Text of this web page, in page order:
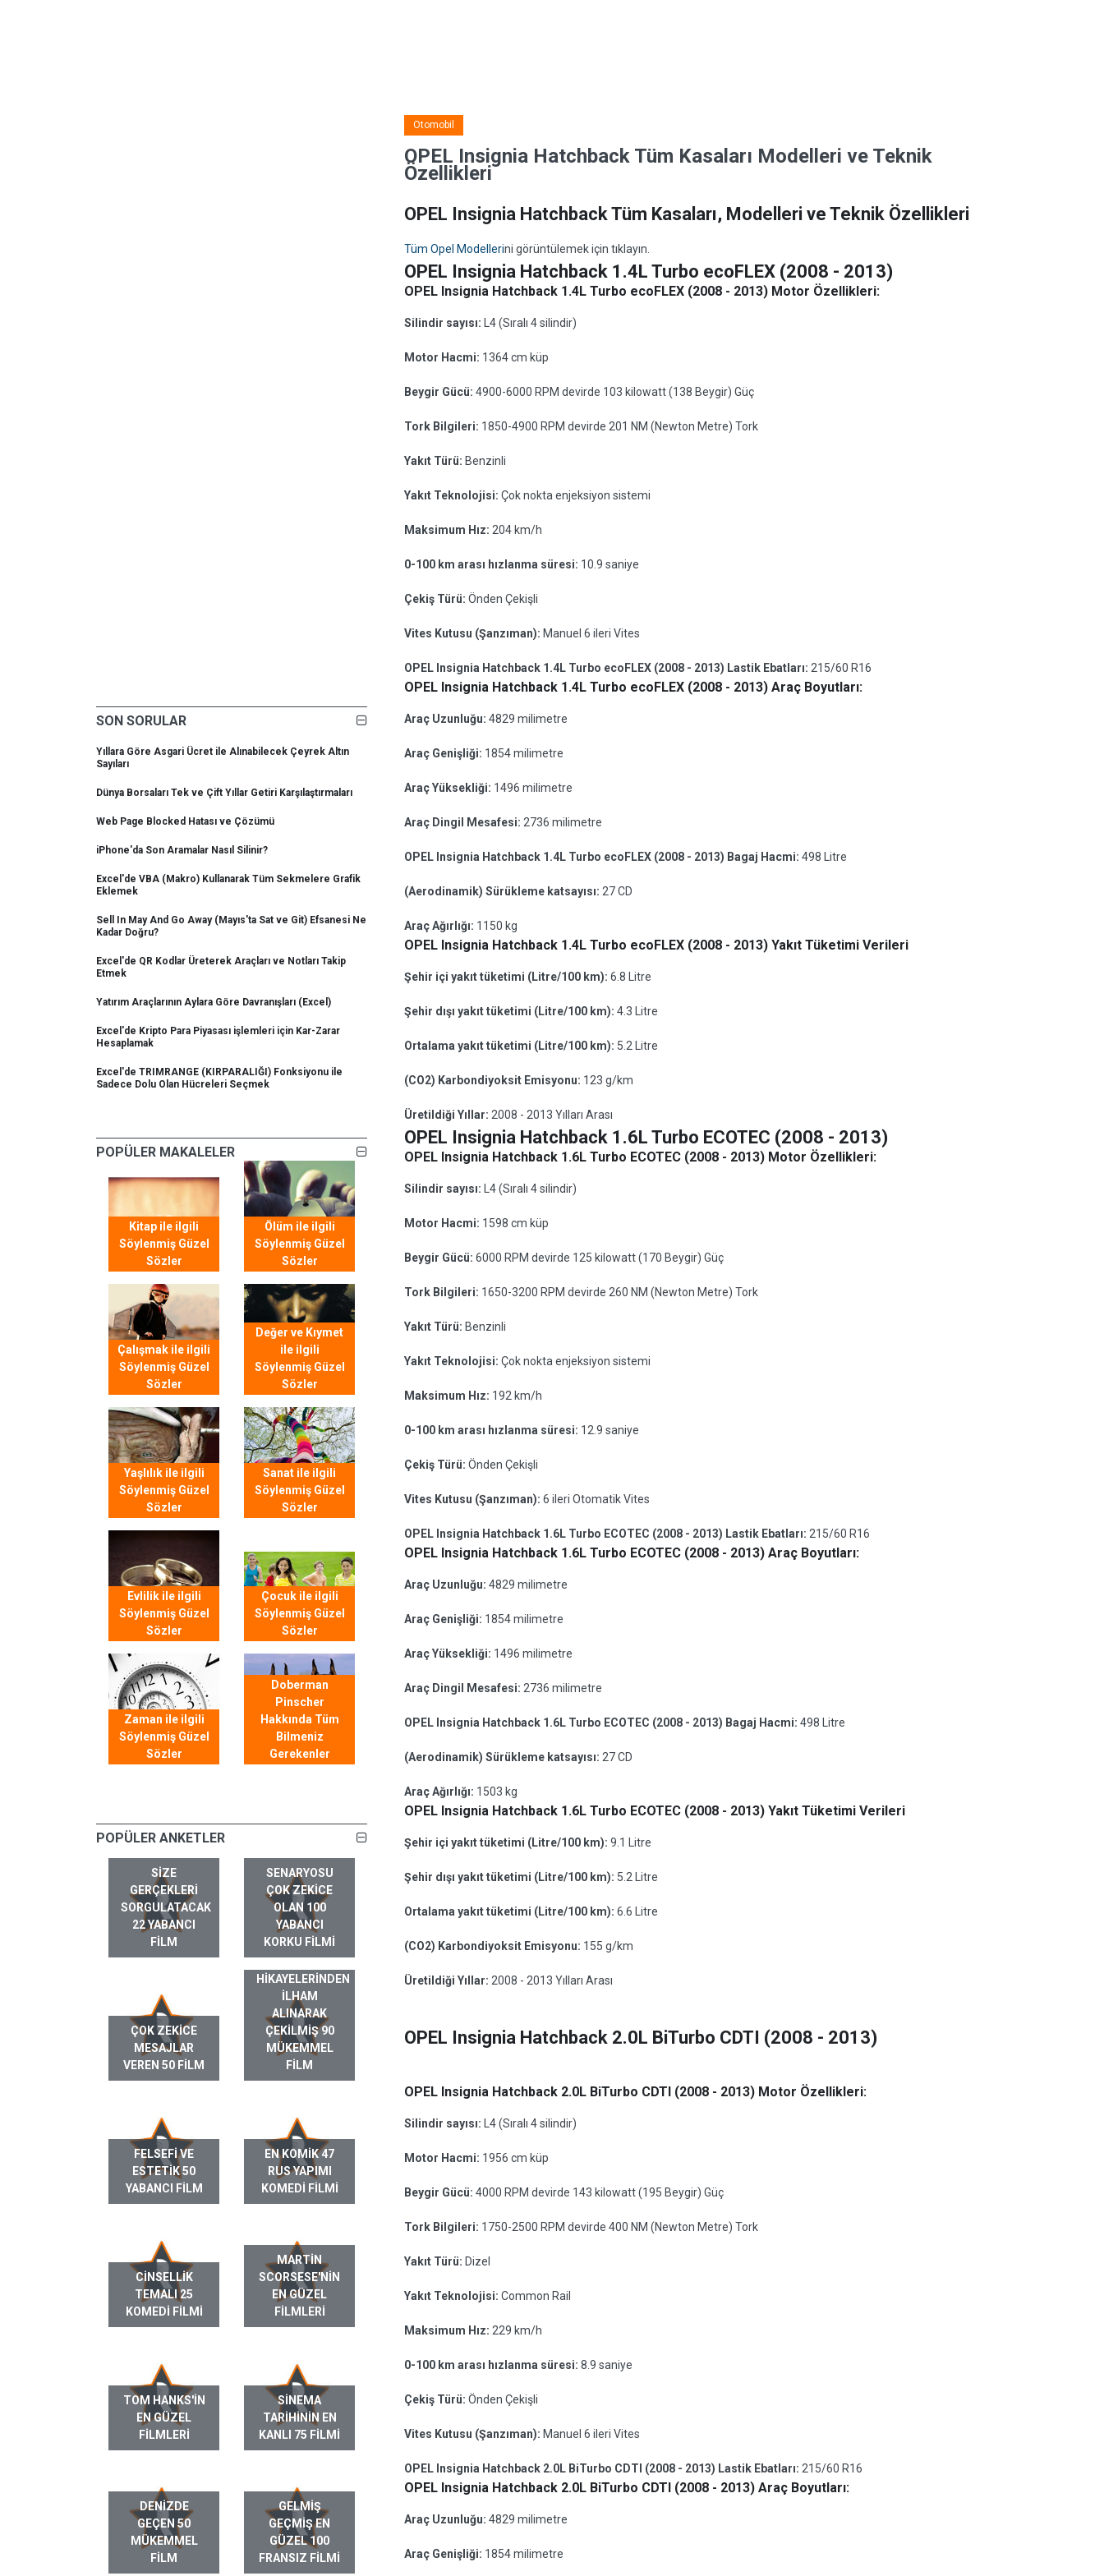
SON SORULAR
Yıllara Göre Asgari Ücret ile Alınabilecek Çeyrek Altın
Sayıları
Dünya Borsaları Tek ve Çift Yıllar Getiri Karşılaştırmaları
Web Page Blocked Hatası ve Çözümü
iPhone'da Son Aramalar Nasıl Silinir?
Excel'de VBA (Makro) Kullanarak Tüm Sekmelere Grafik
Eklemek
Sell In May And Go Away (Mayıs'ta Sat ve Git) Efsanesi Ne
Kadar Doğru?
Excel'de QR Kodlar Üreterek Araçları ve Notları Takip
Etmek
Yatırım Araçlarının Aylara Göre Davranışları (Excel)
Excel'de Kripto Para Piyasası işlemleri için Kar-Zarar
Hesaplamak
Excel'de TRIMRANGE (KIRPARALIĞI) Fonksiyonu ile
Sadece Dolu Olan Hücreleri Seçmek
POPÜLER MAKALELER
Kitap ile ilgili
Söylenmiş Güzel
Sözler
Ölüm ile ilgili
Söylenmiş Güzel
Sözler
Çalışmak ile ilgili
Söylenmiş Güzel
Sözler
Değer ve Kıymet
ile ilgili
Söylenmiş Güzel
Sözler
Yaşlılık ile ilgili
Söylenmiş Güzel
Sözler
Sanat ile ilgili
Söylenmiş Güzel
Sözler
Evlilik ile ilgili
Söylenmiş Güzel
Sözler
Çocuk ile ilgili
Söylenmiş Güzel
Sözler
Zaman ile ilgili
Söylenmiş Güzel
Sözler
Doberman
Pinscher
Hakkında Tüm
Bilmeniz
Gerekenler
POPÜLER ANKETLER
SIZE
GERÇEKLERI
SORGULATACAK
22 YABANCI
FILM
SENARYOSU
ÇOK ZEKICE
OLAN 100
YABANCI
KORKU FILMI
ÇOK ZEKICE
MESAJLAR
VEREN 50 FILM
GERÇEK HAYAT
HIKAYELERINDEN
ILHAM
ALINARAK
ÇEKILMIŞ 90
MÜKEMMEL
FILM
FELSEFI VE
ESTETIK 50
YABANCI FILM
EN KOMIK 47
RUS YAPIMI
KOMEDI FILMI
CINSELLIK
TEMALI 25
KOMEDI FILMI
MARTIN
SCORSESE'NIN
EN GÜZEL
FILMLERI
TOM HANKS'IN
EN GÜZEL
FILMLERI
SINEMA
TARIHININ EN
KANLI 75 FILMI
DENIZDE
GEÇEN 50
MÜKEMMEL
FILM
GELMIŞ
GEÇMIŞ EN
GÜZEL 100
FRANSIZ FILMI
Otomobil
OPEL Insignia Hatchback Tüm Kasaları Modelleri ve Teknik
Özellikleri
OPEL Insignia Hatchback Tüm Kasaları, Modelleri ve Teknik Özellikleri
Tüm Opel Modellerini görüntülemek için tıklayın.
OPEL Insignia Hatchback 1.4L Turbo ecoFLEX (2008 - 2013)
OPEL Insignia Hatchback 1.4L Turbo ecoFLEX (2008 - 2013) Motor Özellikleri:
Silindir sayısı: L4 (Sıralı 4 silindir)
Motor Hacmi: 1364 cm küp
Beygir Gücü: 4900-6000 RPM devirde 103 kilowatt (138 Beygir) Güç
Tork Bilgileri: 1850-4900 RPM devirde 201 NM (Newton Metre) Tork
Yakıt Türü: Benzinli
Yakıt Teknolojisi: Çok nokta enjeksiyon sistemi
Maksimum Hız: 204 km/h
0-100 km arası hızlanma süresi: 10.9 saniye
Çekiş Türü: Önden Çekişli
Vites Kutusu (Şanzıman): Manuel 6 ileri Vites
OPEL Insignia Hatchback 1.4L Turbo ecoFLEX (2008 - 2013) Lastik Ebatları: 215/60 R16
OPEL Insignia Hatchback 1.4L Turbo ecoFLEX (2008 - 2013) Araç Boyutları:
Araç Uzunluğu: 4829 milimetre
Araç Genişliği: 1854 milimetre
Araç Yüksekliği: 1496 milimetre
Araç Dingil Mesafesi: 2736 milimetre
OPEL Insignia Hatchback 1.4L Turbo ecoFLEX (2008 - 2013) Bagaj Hacmi: 498 Litre
(Aerodinamik) Sürükleme katsayısı: 27 CD
Araç Ağırlığı: 1150 kg
OPEL Insignia Hatchback 1.4L Turbo ecoFLEX (2008 - 2013) Yakıt Tüketimi Verileri
Şehir içi yakıt tüketimi (Litre/100 km): 6.8 Litre
Şehir dışı yakıt tüketimi (Litre/100 km): 4.3 Litre
Ortalama yakıt tüketimi (Litre/100 km): 5.2 Litre
(CO2) Karbondiyoksit Emisyonu: 123 g/km
Üretildiği Yıllar: 2008 - 2013 Yılları Arası
OPEL Insignia Hatchback 1.6L Turbo ECOTEC (2008 - 2013)
OPEL Insignia Hatchback 1.6L Turbo ECOTEC (2008 - 2013) Motor Özellikleri:
Silindir sayısı: L4 (Sıralı 4 silindir)
Motor Hacmi: 1598 cm küp
Beygir Gücü: 6000 RPM devirde 125 kilowatt (170 Beygir) Güç
Tork Bilgileri: 1650-3200 RPM devirde 260 NM (Newton Metre) Tork
Yakıt Türü: Benzinli
Yakıt Teknolojisi: Çok nokta enjeksiyon sistemi
Maksimum Hız: 192 km/h
0-100 km arası hızlanma süresi: 12.9 saniye
Çekiş Türü: Önden Çekişli
Vites Kutusu (Şanzıman): 6 ileri Otomatik Vites
OPEL Insignia Hatchback 1.6L Turbo ECOTEC (2008 - 2013) Lastik Ebatları: 215/60 R16
OPEL Insignia Hatchback 1.6L Turbo ECOTEC (2008 - 2013) Araç Boyutları:
Araç Uzunluğu: 4829 milimetre
Araç Genişliği: 1854 milimetre
Araç Yüksekliği: 1496 milimetre
Araç Dingil Mesafesi: 2736 milimetre
OPEL Insignia Hatchback 1.6L Turbo ECOTEC (2008 - 2013) Bagaj Hacmi: 498 Litre
(Aerodinamik) Sürükleme katsayısı: 27 CD
Araç Ağırlığı: 1503 kg
OPEL Insignia Hatchback 1.6L Turbo ECOTEC (2008 - 2013) Yakıt Tüketimi Verileri
Şehir içi yakıt tüketimi (Litre/100 km): 9.1 Litre
Şehir dışı yakıt tüketimi (Litre/100 km): 5.2 Litre
Ortalama yakıt tüketimi (Litre/100 km): 6.6 Litre
(CO2) Karbondiyoksit Emisyonu: 155 g/km
Üretildiği Yıllar: 2008 - 2013 Yılları Arası
OPEL Insignia Hatchback 2.0L BiTurbo CDTI (2008 - 2013)
OPEL Insignia Hatchback 2.0L BiTurbo CDTI (2008 - 2013) Motor Özellikleri:
Silindir sayısı: L4 (Sıralı 4 silindir)
Motor Hacmi: 1956 cm küp
Beygir Gücü: 4000 RPM devirde 143 kilowatt (195 Beygir) Güç
Tork Bilgileri: 1750-2500 RPM devirde 400 NM (Newton Metre) Tork
Yakıt Türü: Dizel
Yakıt Teknolojisi: Common Rail
Maksimum Hız: 229 km/h
0-100 km arası hızlanma süresi: 8.9 saniye
Çekiş Türü: Önden Çekişli
Vites Kutusu (Şanzıman): Manuel 6 ileri Vites
OPEL Insignia Hatchback 2.0L BiTurbo CDTI (2008 - 2013) Lastik Ebatları: 215/60 R16
OPEL Insignia Hatchback 2.0L BiTurbo CDTI (2008 - 2013) Araç Boyutları:
Araç Uzunluğu: 4829 milimetre
Araç Genişliği: 1854 milimetre